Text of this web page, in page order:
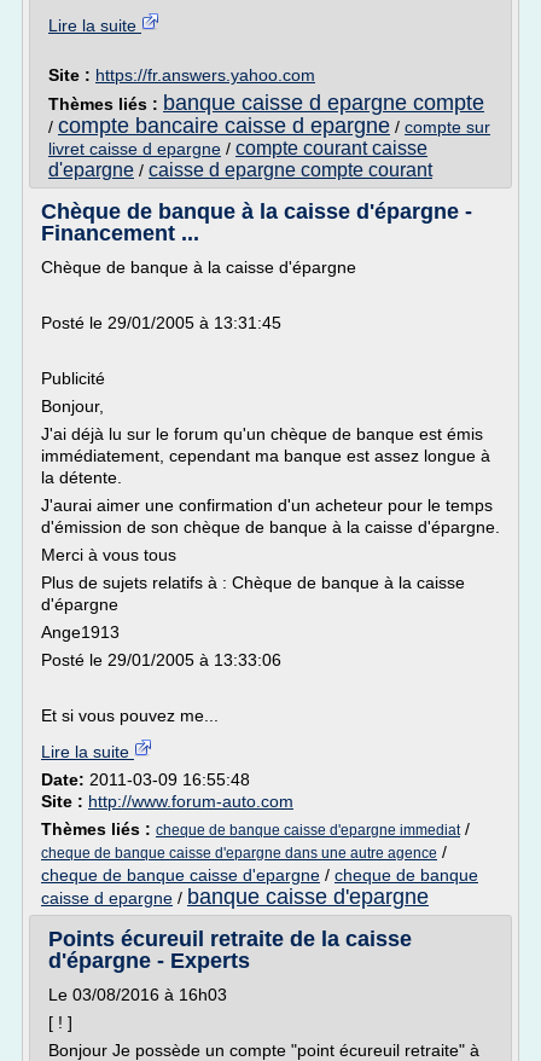
Lire la suite
Site : https://fr.answers.yahoo.com
Thèmes liés : banque caisse d epargne compte
/ compte bancaire caisse d epargne / compte sur
livret caisse d epargne / compte courant caisse
d'epargne / caisse d epargne compte courant
Chèque de banque à la caisse d'épargne -
Financement ...
Chèque de banque à la caisse d'épargne
Posté le 29/01/2005 à 13:31:45
Publicité
Bonjour,
J'ai déjà lu sur le forum qu'un chèque de banque est émis
immédiatement, cependant ma banque est assez longue à
la détente.
J'aurai aimer une confirmation d'un acheteur pour le temps
d'émission de son chèque de banque à la caisse d'épargne.
Merci à vous tous
Plus de sujets relatifs à : Chèque de banque à la caisse
d'épargne
Ange1913
Posté le 29/01/2005 à 13:33:06
Et si vous pouvez me...
Lire la suite
Date: 2011-03-09 16:55:48
Site : http://www.forum-auto.com
Thèmes liés : cheque de banque caisse d'epargne immediat/
cheque de banque caisse d'epargne dans une autre agence /
cheque de banque caisse d'epargne / cheque de banque
caisse d epargne / banque caisse d'epargne
Points écureuil retraite de la caisse
d'épargne - Experts
Le 03/08/2016 à 16h03
[ ! ]
Bonjour Je possède un compte "point écureuil retraite" à